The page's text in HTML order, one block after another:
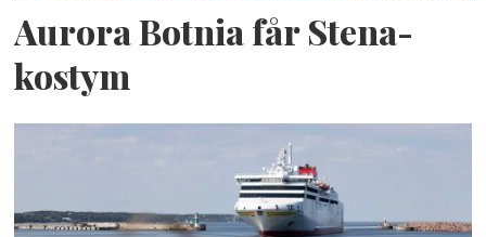
Aurora Botnia får Stena-
kostym